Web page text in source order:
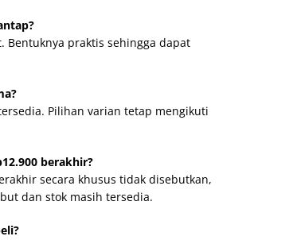
Bentuknya praktis sehingga dapat
Pilihan varian tetap mengikuti
berakhir?
secara khusus tidak disebutkan,
dan stok masih tersedia.